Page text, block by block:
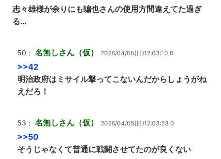
志々雄様が余りにも蝙也さんの使用方間違えてた過ぎ
る…
50： 名無しさん（仮） 2026/04/05(日)12:03:10 0
>>42
明治政府はミサイル撃ってこないんだからしょうがね
えだろ！
53： 名無しさん（仮） 2026/04/05(日)12:03:53 0
>>50
そうじゃなくて普通に戦闘させてたのが良くない